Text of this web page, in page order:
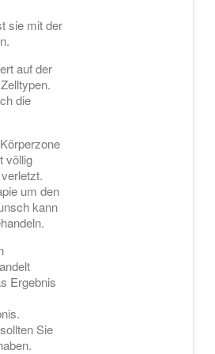
sie mit der
auf der
die
völlig
um den
kann
Ergebnis
Sie